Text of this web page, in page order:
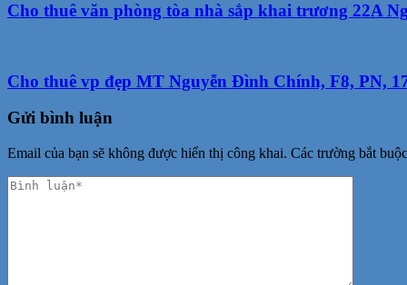
Cho thuê văn phòng tòa nhà sắp khai trương 22A
Cho thuê vp đẹp MT Nguyễn Đình Chính, F8, PN,
Gửi bình luận
Email của bạn sẽ không được hiển thị công khai. Các trường bắt
Phản